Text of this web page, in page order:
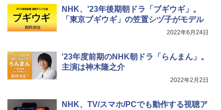
NHK、'23年後期朝ドラ「ブギウギ」。
「東京ブギウギ」の笠置シヅ子がモデル
2022年6月24日
'23年度前期のNHK朝ドラ「らんまん」。
主演は神木隆之介
2022年2月2日
NHK、TV/スマホ/PCでも動作する視聴ア